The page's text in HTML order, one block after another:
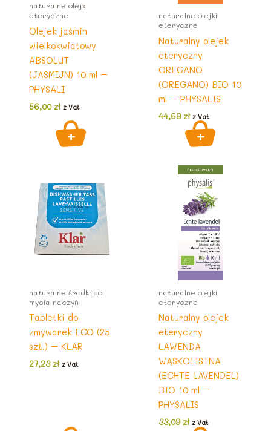
naturalne olejki
eteryczne
Olejek jaśmin
wielkokwiatowy
ABSOLUT
(JASMIJN) 10 ml –
PHYSALI
56,00zł z Vat
naturalne olejki
eteryczne
Naturalny olejek
eteryczny
OREGANO
(OREGANO) BIO 10
ml – PHYSALIS
44,69zł z Vat
naturalne środki do
mycia naczyń
Tabletki do
zmywarek ECO (25
szt.) – KLAR
27,23zł z Vat
naturalne olejki
eteryczne
Naturalny olejek
eteryczny
LAWENDA
WĄSKOLISTNA
(ECHTE LAVENDEL)
BIO 10 ml –
PHYSALIS
33,09zł z Vat